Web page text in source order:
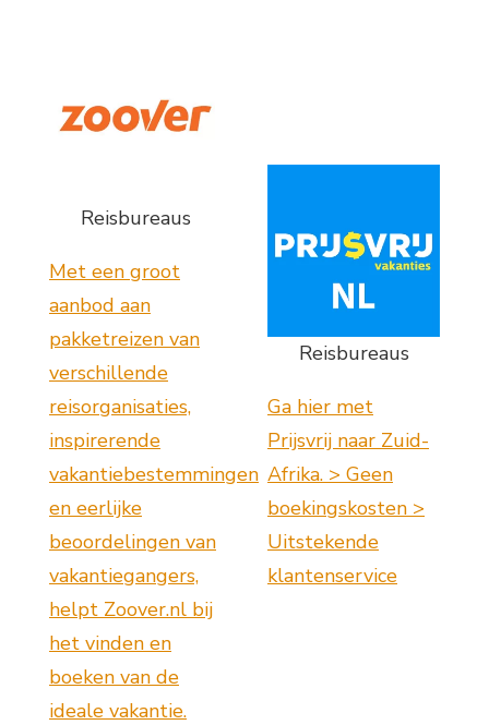
Reisbureaus
Met een groot
aanbod aan
pakketreizen van
verschillende
reisorganisaties,
inspirerende
vakantiebestemmingen
en eerlijke
beoordelingen van
vakantiegangers,
helpt Zoover.nl bij
het vinden en
boeken van de
ideale vakantie.
Reisbureaus
Ga hier met
Prijsvrij naar Zuid-
Afrika. > Geen
boekingskosten >
Uitstekende
klantenservice